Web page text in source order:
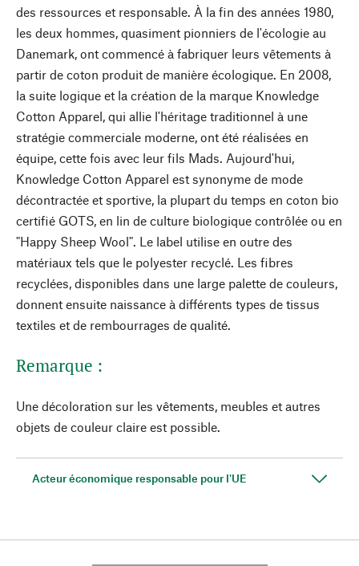
des ressources et responsable. À la fin des années 1980,
les deux hommes, quasiment pionniers de l'écologie au
Danemark, ont commencé à fabriquer leurs vêtements à
partir de coton produit de manière écologique. En 2008,
la suite logique et la création de la marque Knowledge
Cotton Apparel, qui allie l'héritage traditionnel à une
stratégie commerciale moderne, ont été réalisées en
équipe, cette fois avec leur fils Mads. Aujourd'hui,
Knowledge Cotton Apparel est synonyme de mode
décontractée et sportive, la plupart du temps en coton bio
certifié GOTS, en lin de culture biologique contrôlée ou en
"Happy Sheep Wool". Le label utilise en outre des
matériaux tels que le polyester recyclé. Les fibres
recyclées, disponibles dans une large palette de couleurs,
donnent ensuite naissance à différents types de tissus
textiles et de rembourrages de qualité.
Remarque :
Une décoloration sur les vêtements, meubles et autres
objets de couleur claire est possible.
Acteur économique responsable pour l'UE